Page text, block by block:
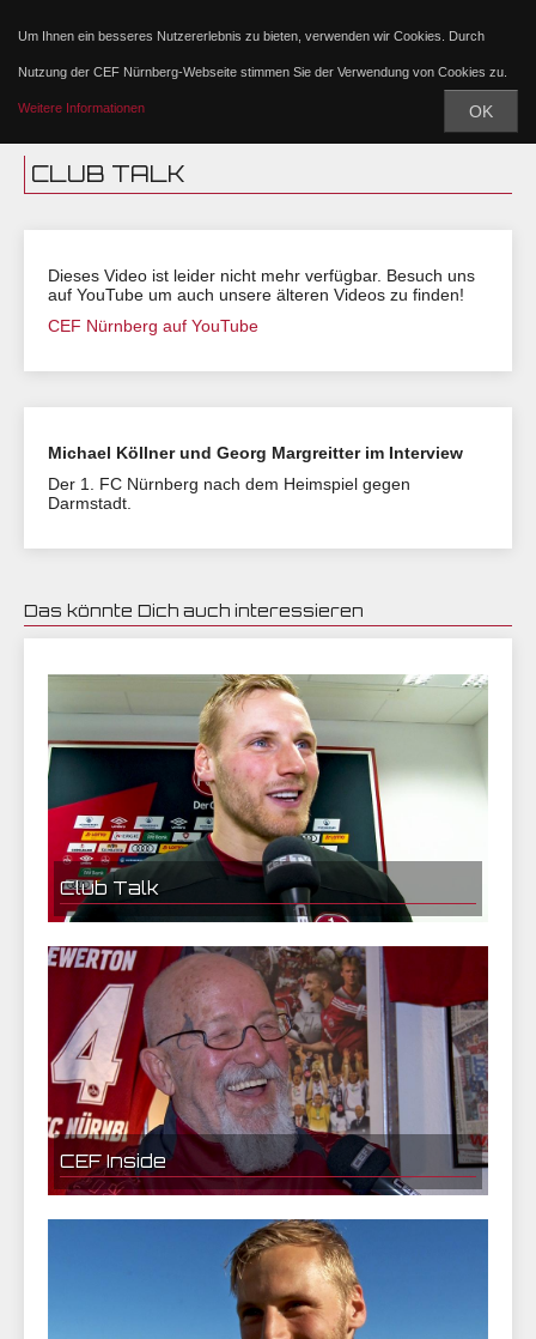
Um Ihnen ein besseres Nutzererlebnis zu bieten, verwenden wir Cookies. Durch
Nutzung der CEF Nürnberg-Webseite stimmen Sie der Verwendung von Cookies zu.
Weitere Informationen OK
CLUB TALK
Dieses Video ist leider nicht mehr verfügbar. Besuch uns
auf YouTube um auch unsere älteren Videos zu finden!
CEF Nürnberg auf YouTube
Michael Köllner und Georg Margreitter im Interview
Der 1. FC Nürnberg nach dem Heimspiel gegen
Darmstadt.
Das könnte Dich auch interessieren
14.03.2018 18:00 | CEF Nürnberg
Club Talk
Hanno Behrens im Interview
11.03.2018 10:30 | CEF Nürnberg
CEF Inside
Dave Hufer im Interview
11.01.2018 18:00 | CEF Nürnberg